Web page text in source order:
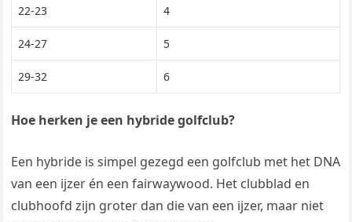
22-23 4
24-27 5
29-32 6
Hoe herken je een hybride golfclub?
Een hybride is simpel gezegd een golfclub met het DNA
van een ijzer én een fairwaywood. Het clubblad en
clubhoofd zijn groter dan die van een ijzer, maar niet